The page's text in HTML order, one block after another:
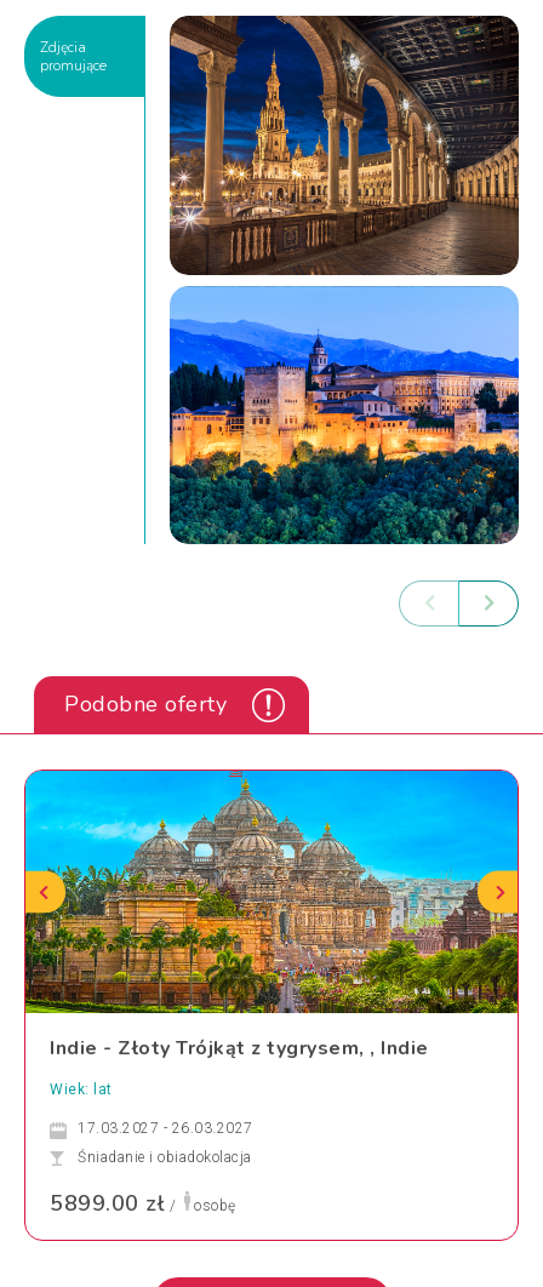
Zdjęcia
promujące
Podobne oferty
Indie - Złoty Trójkąt z tygrysem, , Indie
Wiek: lat
17.03.2027 - 26.03.2027
Śniadanie i obiadokolacja
5899.00 zł / osobę